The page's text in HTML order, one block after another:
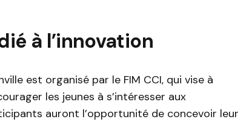
à l’innovation
est organisé par le FIM CCI, qui vise à
les jeunes à s’intéresser aux
auront l’opportunité de concevoir leur